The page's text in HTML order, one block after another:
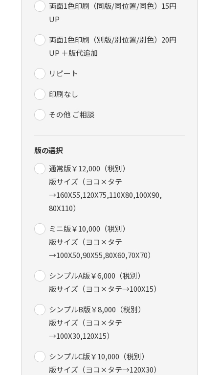
両面1色印刷（同版/同位置/同色）15円
UP
両面1色印刷（別版/別位置/別色）20円
UP ＋版代追加
リピート
印刷なし
その他 ご相談
版の選択
通常版￥12,000（税別）
版サイズ（ヨコ×タテ
→160X55,120X75,110X80,100X90,
80X110）
ミニ版￥10,000（税別）
版サイズ（ヨコ×タテ
→100X50,90X55,80X60,70X70）
シンプルA版￥6,000（税別）
版サイズ（ヨコ×タテ→100X15）
シンプルB版￥8,000（税別）
版サイズ（ヨコ×タテ
→100X30,120X15）
シンプルC版￥10,000（税別）
版サイズ（ヨコ×タテ→120X30）